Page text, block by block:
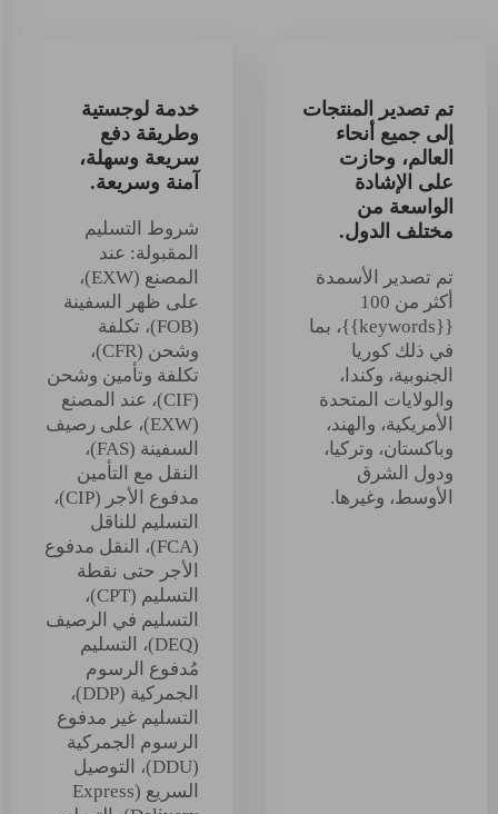
تم تصدير المنتجات
إلى جميع أنحاء
العالم، وحازت
على الإشادة
الواسعة من
مختلف الدول.
تم تصدير الأسمدة
أكثر من 100
{{keywords}}، بما
في ذلك كوريا
الجنوبية، وكندا،
والولايات المتحدة
الأمريكية، والهند،
وباكستان، وتركيا،
ودول الشرق
الأوسط، وغيرها.
خدمة لوجستية
وطريقة دفع
سريعة وسهلة،
آمنة وسريعة.
شروط التسليم
المقبولة: عند
المصنع (EXW)،
على ظهر السفينة
(FOB)، تكلفة
وشحن (CFR)،
تكلفة وتأمين وشحن
(CIF)، عند المصنع
(EXW)، على رصيف
السفينة (FAS)،
النقل مع التأمين
مدفوع الأجر (CIP)،
التسليم للناقل
(FCA)، النقل مدفوع
الأجر حتى نقطة
التسليم (CPT)،
التسليم في الرصيف
(DEQ)، التسليم
مُدفوع الرسوم
الجمركية (DDP)،
التسليم غير مدفوع
الرسوم الجمركية
(DDU)، التوصيل
السريع (Express